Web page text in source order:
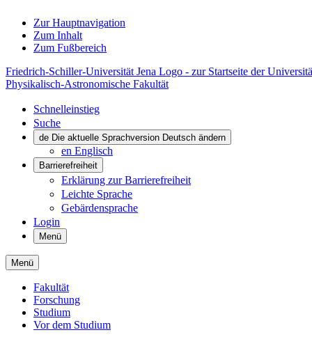
Zur Hauptnavigation
Zum Inhalt
Zum Fußbereich
Friedrich-Schiller-Universität Jena Logo - zur Startseite der
Physikalisch-Astronomische Fakultät
Schnelleinstieg
Suche
de Die aktuelle Sprachversion Deutsch ändern
en Englisch
Barrierefreiheit
Erklärung zur Barrierefreiheit
Leichte Sprache
Gebärdensprache
Login
Menü
Menü
Fakultät
Forschung
Studium
Vor dem Studium